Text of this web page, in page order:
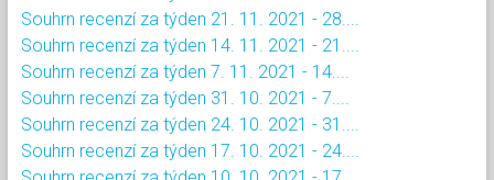
Souhrn recenzí za týden 21. 11. 2021 - 28....
Souhrn recenzí za týden 14. 11. 2021 - 21....
Souhrn recenzí za týden 7. 11. 2021 - 14....
Souhrn recenzí za týden 31. 10. 2021 - 7....
Souhrn recenzí za týden 24. 10. 2021 - 31....
Souhrn recenzí za týden 17. 10. 2021 - 24....